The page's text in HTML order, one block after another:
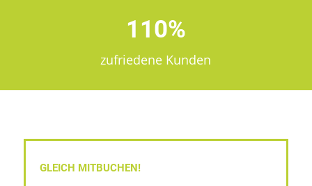
110%
zufriedene Kunden
GLEICH MITBUCHEN!